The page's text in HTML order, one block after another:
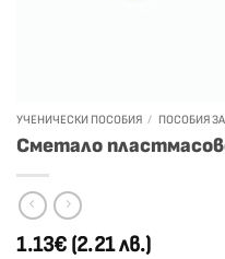
УЧЕНИЧЕСКИ ПОСОБИЯ / ПОСОБИЯ
Сметало
1.13€ (2.21 лв.)